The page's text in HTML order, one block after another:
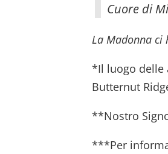
Cuore di
La Madonna ci
*Il luogo delle
Butternut
**Nostro
***Per